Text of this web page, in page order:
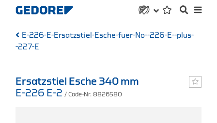
E-226-E-Ersatzstiel-Esche-fuer-No--226-E--plus-
-227-E
Ersatzstiel Esche 340 mm
E-226 E-2 / Code-Nr. 8826580